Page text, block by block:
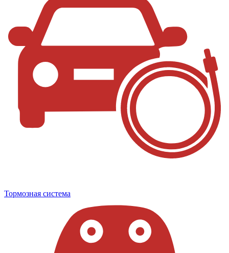
Тормозная система